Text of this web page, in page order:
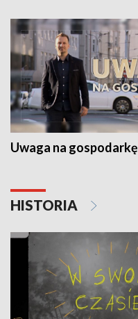
Uwaga na gospodarkę
HISTORIA